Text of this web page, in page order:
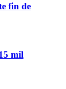
fin de
mil